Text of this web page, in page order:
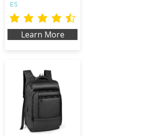
ES
la valutazione media è 4.5 su 5
Learn More